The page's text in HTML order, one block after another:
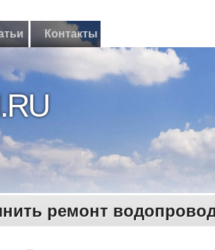
Контакты
ремонт